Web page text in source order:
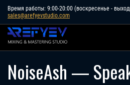
Skip
content
Время работы: 9:00-20:00 (воскресенье -
sales@arefyevstudio.com
NoiseAsh —